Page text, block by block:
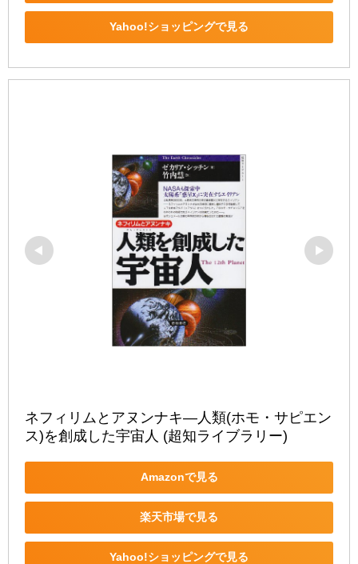
Yahoo!ショッピングで見る
ネフィリムとアヌンナキ―人類(ホモ・サピエン
ス)を創成した宇宙人 (超知ライブラリー)
Amazonで見る
楽天市場で見る
Yahoo!ショッピングで見る